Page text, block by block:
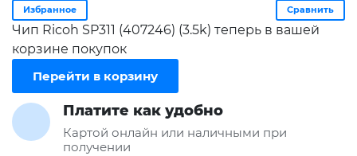
Избранное Сравнить
Чип Ricoh SP311 (407246) (3.5k) теперь в вашей
корзине покупок
Перейти в корзину
Платите как удобно
Картой онлайн или наличными при
получении